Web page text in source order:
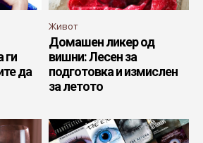
ги
да
Живот
Домашен ликер од
вишни: Лесен за
подготовка и измислен
за летото